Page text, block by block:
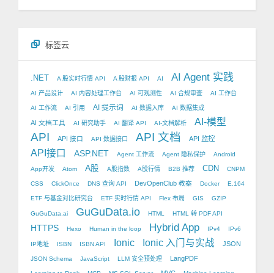
标签云
.NET A 股实时行情 API A 股财报 API AI AI Agent 实践
AI 产品设计 AI 内容处理工作台 AI 可观测性 AI 合规审查 AI 工作台
AI 工作流 AI 引用 AI 提示词 AI 数据入库 AI 数据集成
AI 文档工具 AI 研究助手 AI 翻译 API AI-文档解析 AI-模型
API API 接口 API 数据接口 API 文档 API 监控
API接口 ASP.NET Agent 工作流 Agent 隐私保护 Android
App开发 Atom A股 A股指数 A股行情 B2B 推荐 CDN CNPM
CSS ClickOnce DNS 查询 API DevOpenClub 教案 Docker E.164
ETF 与基金对比研究台 ETF 实时行情 API Flex 布局 GIS GZIP
GuGuData.ai GuGuData.io HTML HTML 转 PDF API
HTTPS Hexo Human in the loop Hybrid App IPv4 IPv6
IP地址 ISBN ISBN API Ionic Ionic 入门与实战 JSON
JSON Schema JavaScript LLM 安全预处理 LangPDF